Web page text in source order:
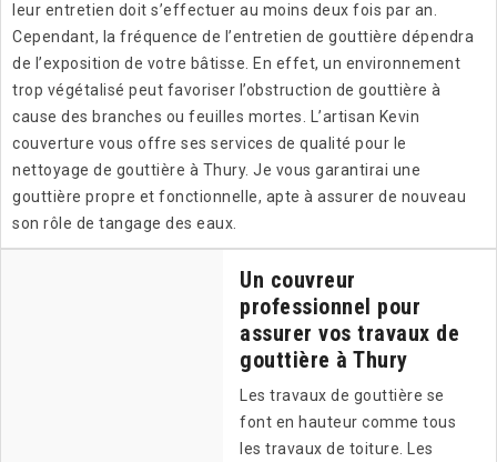
leur entretien doit s’effectuer au moins deux fois par an.
Cependant, la fréquence de l’entretien de gouttière dépendra
de l’exposition de votre bâtisse. En effet, un environnement
trop végétalisé peut favoriser l’obstruction de gouttière à
cause des branches ou feuilles mortes. L’artisan Kevin
couverture vous offre ses services de qualité pour le
nettoyage de gouttière à Thury. Je vous garantirai une
gouttière propre et fonctionnelle, apte à assurer de nouveau
son rôle de tangage des eaux.
Un couvreur
professionnel pour
assurer vos travaux de
gouttière à Thury
Les travaux de gouttière se
font en hauteur comme tous
les travaux de toiture. Les